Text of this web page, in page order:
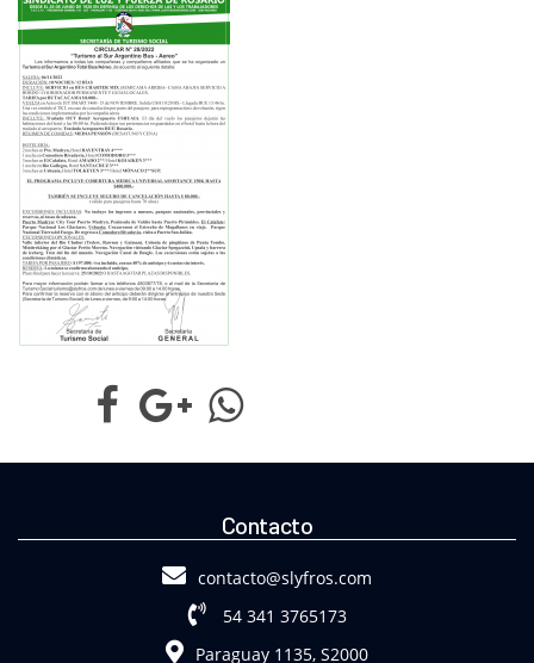
Contacto
contacto@slyfros.com
54 341 3765173
Paraguay 1135, S2000